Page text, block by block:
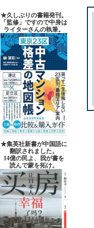
★久しぶりの書籍発刊。
「監修」ですので中身は
ライターさんの執筆。
★集英社新書が中国語に
翻訳されました。
14億の民よ、我が書を
読んで蒙を拓け。